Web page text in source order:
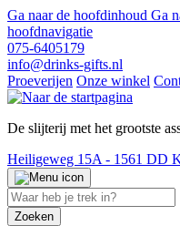
Ga naar de hoofdinhoud Ga
hoofdnavigatie
075-6405179
info@drinks-gifts.nl
Proeverijen Onze winkel
De slijterij met het grootste
Heiligeweg 15A - 1561 DD
Zoeken